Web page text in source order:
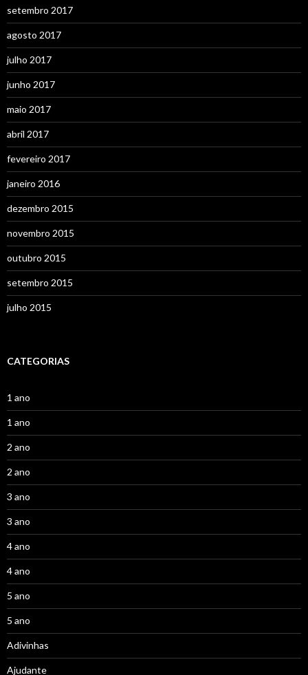
setembro 2017
agosto 2017
julho 2017
junho 2017
maio 2017
abril 2017
fevereiro 2017
janeiro 2016
dezembro 2015
novembro 2015
outubro 2015
setembro 2015
julho 2015
CATEGORIAS
1 ano
1 ano
2 ano
2 ano
3 ano
3 ano
4 ano
4 ano
5 ano
5 ano
Adivinhas
Ajudante